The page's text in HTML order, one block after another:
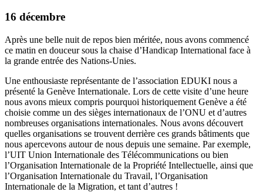
16 décembre
Après une belle nuit de repos bien méritée, nous avons commencé
ce matin en douceur sous la chaise d’Handicap International face à
la grande entrée des Nations-Unies.
Une enthousiaste représentante de l’association EDUKI nous a
présenté la Genève Internationale. Lors de cette visite d’une heure
nous avons mieux compris pourquoi historiquement Genève a été
choisie comme un des sièges internationaux de l’ONU et d’autres
nombreuses organisations internationales. Nous avons découvert
quelles organisations se trouvent derrière ces grands bâtiments que
nous apercevons autour de nous depuis une semaine. Par exemple,
l’UIT Union Internationale des Télécommunications ou bien
l’Organisation Internationale de la Propriété Intellectuelle, ainsi que
l’Organisation Internationale du Travail, l’Organisation
Internationale de la Migration, et tant d’autres !